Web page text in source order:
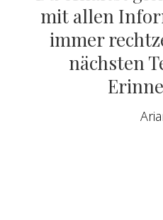
mit allen
immer
nächsten